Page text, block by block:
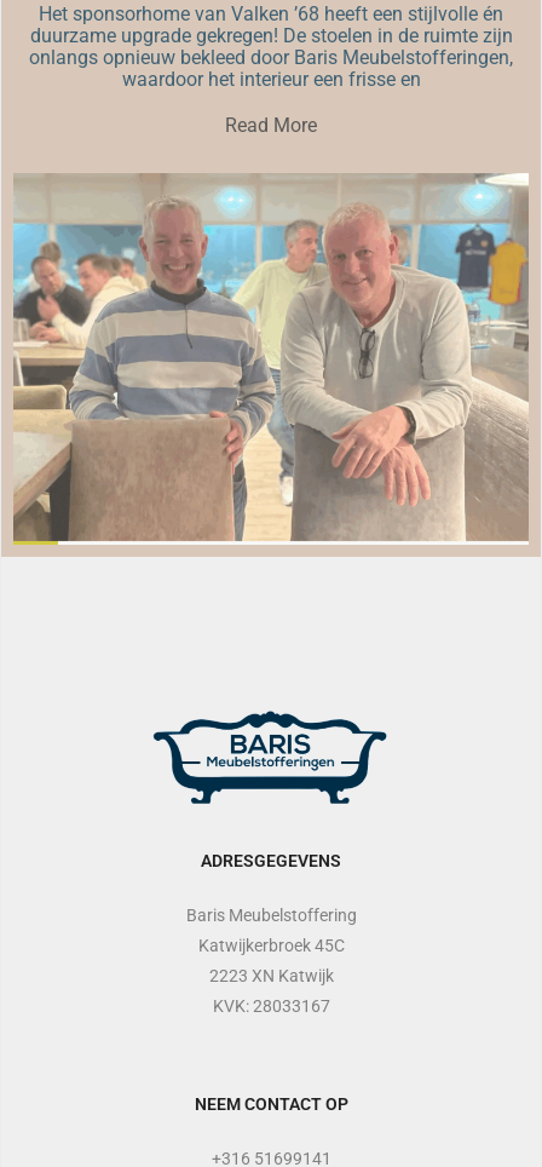
Het sponsorhome van Valken ’68 heeft een stijlvolle én
duurzame upgrade gekregen! De stoelen in de ruimte zijn
onlangs opnieuw bekleed door Baris Meubelstofferingen,
waardoor het interieur een frisse en
Read More
ADRESGEGEVENS
Baris Meubelstoffering
Katwijkerbroek 45C
2223 XN Katwijk
KVK: 28033167
NEEM CONTACT OP
+316 51699141